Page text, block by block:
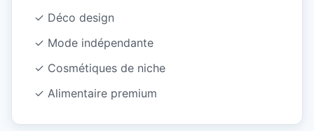
✓ Déco design
✓ Mode indépendante
✓ Cosmétiques de niche
✓ Alimentaire premium